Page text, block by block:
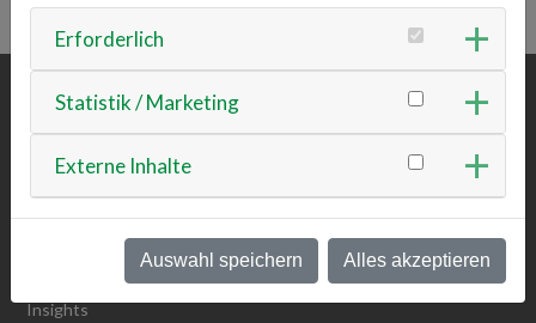
ÜBER UNS
Team
Vision & Mission
Werte Detailansicht
Nachhaltigkeit
Insights
Erforderlich
Statistik / Marketing
Externe Inhalte
Auswahl speichern Alles akzeptieren